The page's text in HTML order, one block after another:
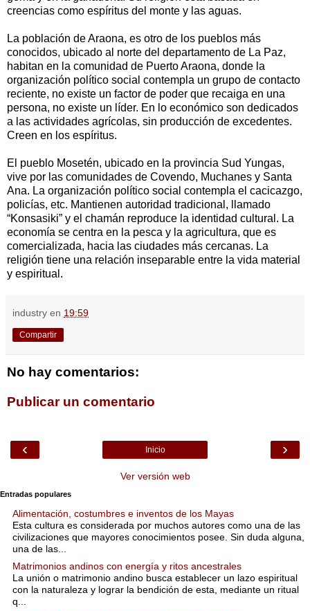
creencias como espíritus del monte y las aguas.
La población de Araona, es otro de los pueblos más
conocidos, ubicado al norte del departamento de La Paz,
habitan en la comunidad de Puerto Araona, donde la
organización político social contempla un grupo de contacto
reciente, no existe un factor de poder que recaiga en una
persona, no existe un líder. En lo económico son dedicados
a las actividades agrícolas, sin producción de excedentes.
Creen en los espíritus.
El pueblo Mosetén, ubicado en la provincia Sud Yungas,
vive por las comunidades de Covendo, Muchanes y Santa
Ana. La organización político social contempla el cacicazgo,
policías, etc. Mantienen autoridad tradicional, llamado
“Konsasiki” y el chamán reproduce la identidad cultural. La
economía se centra en la pesca y la agricultura, que es
comercializada, hacia las ciudades más cercanas. La
religión tiene una relación inseparable entre la vida material
y espiritual.
industry en 19:59
Compartir
No hay comentarios:
Publicar un comentario
‹ ›
Inicio
Ver versión web
Entradas populares
Alimentación, costumbres e inventos de los Mayas
Esta cultura es considerada por muchos autores como una de las
civilizaciones que mayores conocimientos posee. Sin duda alguna,
una de las...
Matrimonios andinos con energía y ritos ancestrales
La unión o matrimonio andino busca establecer un lazo espiritual
con la naturaleza y lograr la bendición de esta, mediante un ritual
q...